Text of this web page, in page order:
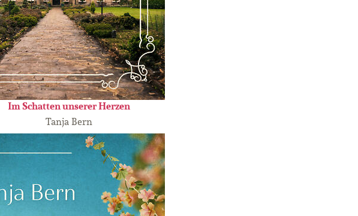
Im Schatten unserer Herzen
Tanja Bern